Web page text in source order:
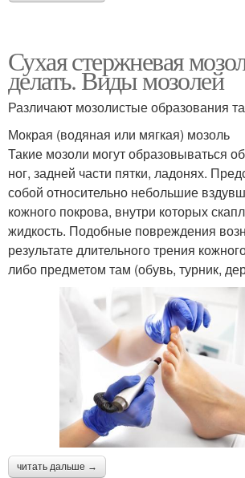
Сухая стержневая
делать. Виды мозолей
Различают мозолистые образования
Мокрая (водяная или мягкая) мозоль
Такие мозоли могут образовываться
ног, задней части пятки, ладонях.
собой относительно небольшие
кожного покрова, внутри которых
жидкость. Подобные повреждения
результате длительного трения
либо предметом там (обувь, турник,
читать дальше →